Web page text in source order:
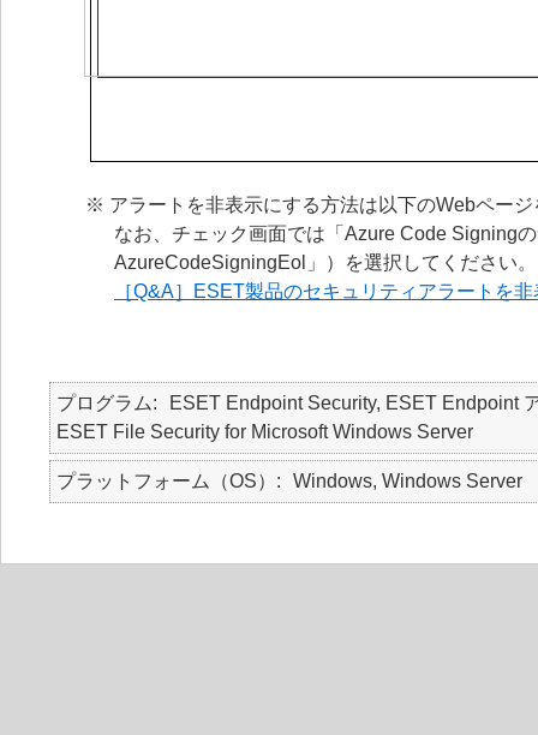
※ アラートを非表示にする方法は以下のWebペー
なお、チェック画面では「Azure Code Signing
AzureCodeSigningEol」）を選択してください。
［Q&A］ESET製品のセキュリティアラートを
プログラム
ESET Endpoint Security, ESET Endpoint
ESET File Security for Microsoft Windows Server
プラットフォーム（OS） Windows, Windows Server